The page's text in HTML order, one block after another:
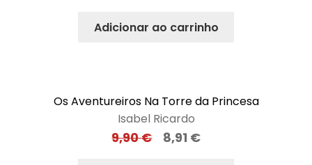
Adicionar ao carrinho
Os Aventureiros Na Torre da Princesa
Isabel Ricardo
9,90€ 8,91 €